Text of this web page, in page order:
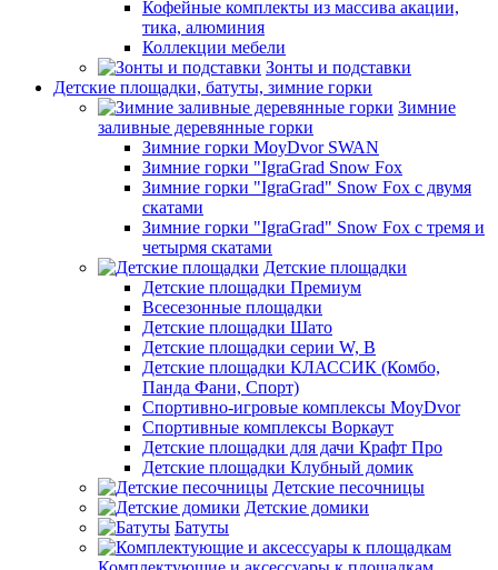
Кофейные комплекты из массива акации,
тика, алюминия
Коллекции мебели
Зонты и подставки
Детские площадки, батуты, зимние горки
Зимние
заливные деревянные горки
Зимние горки MoyDvor SWAN
Зимние горки "IgraGrad Snow Fox
Зимние горки "IgraGrad" Snow Fox с двумя
скатами
Зимние горки "IgraGrad" Snow Fox с тремя и
четырмя скатами
Детские площадки
Детские площадки Премиум
Всесезонные площадки
Детские площадки Шато
Детские площадки серии W, В
Детские площадки КЛАССИК (Комбо,
Панда Фани, Спорт)
Спортивно-игровые комплексы MoyDvor
Спортивные комплексы Воркаут
Детские площадки для дачи Крафт Про
Детские площадки Клубный домик
Детские песочницы
Детские домики
Батуты